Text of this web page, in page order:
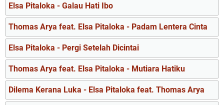
Elsa Pitaloka - Galau Hati Ibo
Thomas Arya feat. Elsa Pitaloka - Padam Lentera Cinta
Elsa Pitaloka - Pergi Setelah Dicintai
Thomas Arya feat. Elsa Pitaloka - Mutiara Hatiku
Dilema Kerana Luka - Elsa Pitaloka feat. Thomas Arya